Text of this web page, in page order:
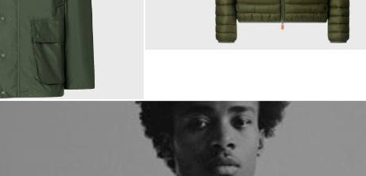
179,00 €